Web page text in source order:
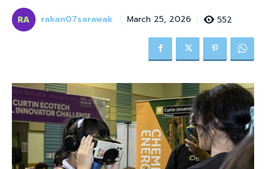
rakan07sarawak March 25, 2026 552